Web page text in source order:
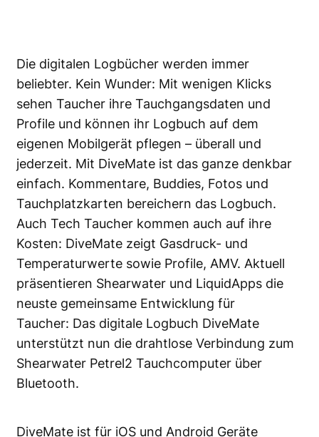
Die digitalen Logbücher werden immer
beliebter. Kein Wunder: Mit wenigen Klicks
sehen Taucher ihre Tauchgangsdaten und
Profile und können ihr Logbuch auf dem
eigenen Mobilgerät pflegen – überall und
jederzeit. Mit DiveMate ist das ganze denkbar
einfach. Kommentare, Buddies, Fotos und
Tauchplatzkarten bereichern das Logbuch.
Auch Tech Taucher kommen auch auf ihre
Kosten: DiveMate zeigt Gasdruck- und
Temperaturwerte sowie Profile, AMV. Aktuell
präsentieren Shearwater und LiquidApps die
neuste gemeinsame Entwicklung für
Taucher: Das digitale Logbuch DiveMate
unterstützt nun die drahtlose Verbindung zum
Shearwater Petrel2 Tauchcomputer über
Bluetooth.
DiveMate ist für iOS und Android Geräte